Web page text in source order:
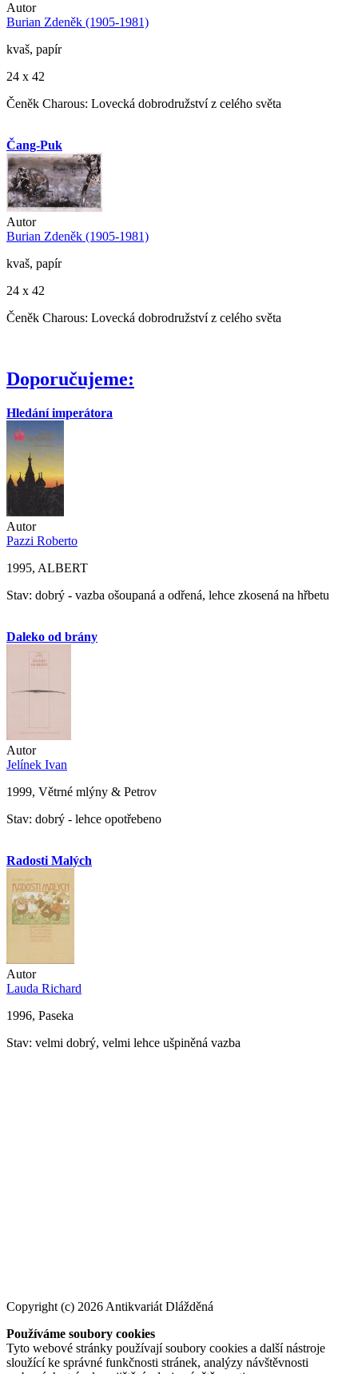
Autor
Burian Zdeněk (1905-1981)
kvaš, papír
24 x 42
Čeněk Charous: Lovecká dobrodružství z celého světa
Čang-Puk
Autor
Burian Zdeněk (1905-1981)
kvaš, papír
24 x 42
Čeněk Charous: Lovecká dobrodružství z celého světa
Doporučujeme:
Hledání imperátora
Autor
Pazzi Roberto
1995, ALBERT
Stav: dobrý - vazba ošoupaná a odřená, lehce zkosená na hřbetu
Daleko od brány
Autor
Jelínek Ivan
1999, Větrné mlýny & Petrov
Stav: dobrý - lehce opotřebeno
Radosti Malých
Autor
Lauda Richard
1996, Paseka
Stav: velmi dobrý, velmi lehce ušpiněná vazba
Copyright (c) 2026 Antikvariát Dlážděná
Používáme soubory cookies
Tyto webové stránky používají soubory cookies a další nástroje
sloužící ke správné funkčnosti stránek, analýzy návštěvnosti